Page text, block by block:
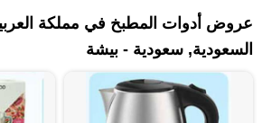
عروض أدوات المطبخ في مملكة
السعودية, سعودية - بيشة